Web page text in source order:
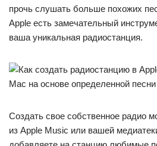
прочь слушать больше похожих
Apple есть замечательный
ваша уникальная радиостанция.
Создать свое собственное радио
из Apple Music или вашей